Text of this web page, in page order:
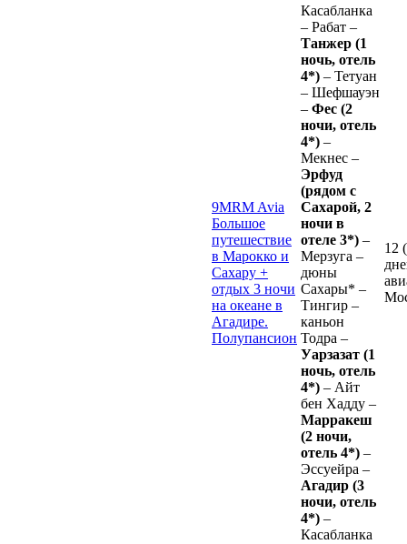
9MRM Avia
Большое
путешествие
в Марокко и
Сахару +
отдых 3 ночи
на океане в
Агадире.
Полупансион
Касабланка
– Рабат –
Танжер (1
ночь, отель
4*) – Тетуан
– Шефшауэн
– Фес (2
ночи, отель
4*) –
Мекнес –
Эрфуд
(рядом с
Сахарой, 2
ночи в
отеле 3*) –
Мерзуга –
дюны
Сахары* –
Тингир –
каньон
Тодра –
Уарзазат (1
ночь, отель
4*) – Айт
бен Хадду –
Марракеш
(2 ночи,
отель 4*) –
Эссуейра –
Агадир (3
ночи, отель
4*) –
Касабланка
12